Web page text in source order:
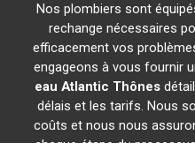
Nos plombiers sont
rechange nécessaires
efficacement vos
engageons à vous fournir
eau Atlantic Thônes
délais et les tarifs. Nous
coûts et nous nous